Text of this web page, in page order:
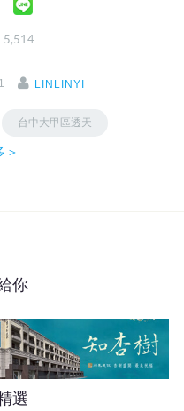
5,514
LINLINYI
台中大甲區透天
＞
你
選